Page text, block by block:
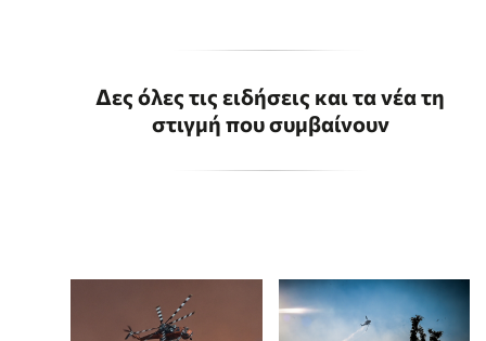
Δες όλες τις ειδήσεις και τα νέα τη
στιγμή που συμβαίνουν